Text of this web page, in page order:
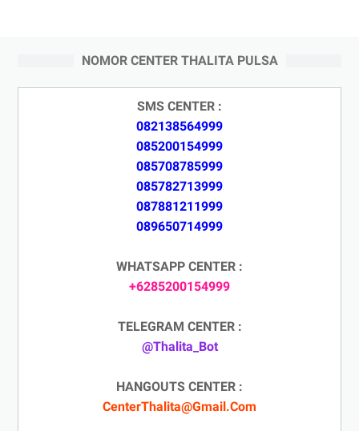
NOMOR CENTER THALITA PULSA
SMS CENTER :
082138564999
085200154999
085708785999
085782713999
087881211999
089650714999
WHATSAPP CENTER :
+6285200154999
TELEGRAM CENTER :
@Thalita_Bot
HANGOUTS CENTER :
CenterThalita@Gmail.Com